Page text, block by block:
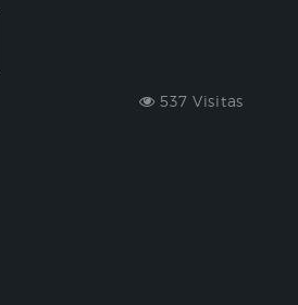
537 Visitas